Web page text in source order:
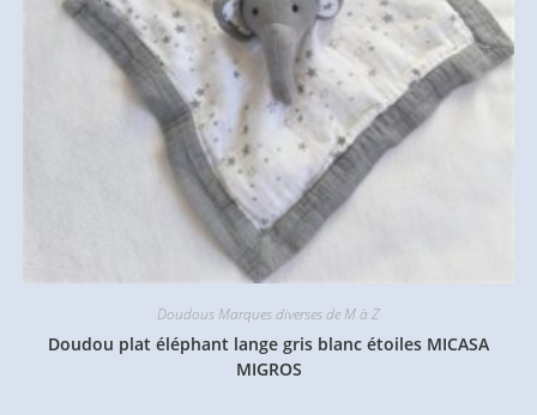
Doudous Marques diverses de M à Z
Doudou plat éléphant lange gris blanc étoiles MICASA
MIGROS